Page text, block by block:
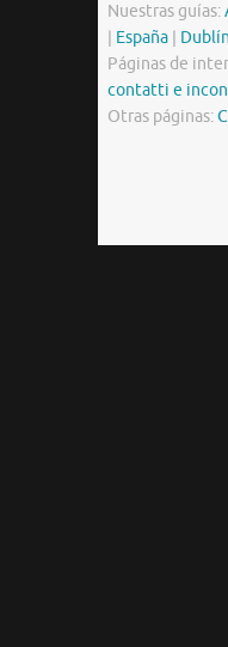
Nuestras guías:
España Dublín
Páginas de
contatti e
Otras páginas: